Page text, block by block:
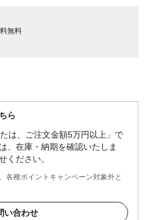
無料
ら
は、ご注文金額5万円以上」で
、在庫・納期を確認いたしま
ください。
各種ポイントキャンペーン対象外と
い合わせ